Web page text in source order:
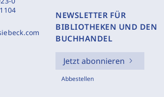
NEWSLETTER FÜR
BIBLIOTHEKEN UND DEN
BUCHHANDEL
Jetzt abonnieren
Abbestellen